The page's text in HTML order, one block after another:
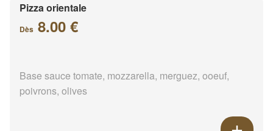
Pizza orientale
Dès 8.00 €
Base sauce tomate, mozzarella, merguez, ooeuf,
poivrons, olives